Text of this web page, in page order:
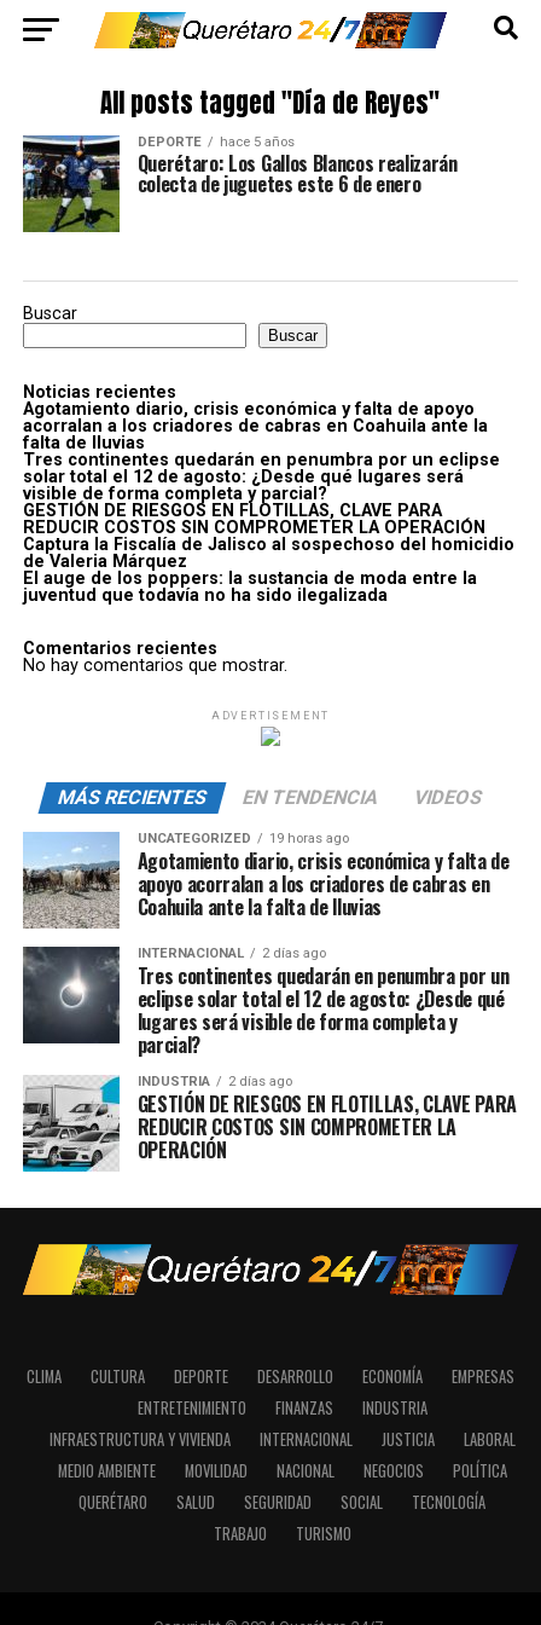
All posts tagged "Día de Reyes"
DEPORTE hace 5 años
Querétaro: Los Gallos Blancos realizarán
colecta de juguetes este 6 de enero
Buscar
Buscar
Noticias recientes
Agotamiento diario, crisis económica y falta de apoyo
acorralan a los criadores de cabras en Coahuila ante la
falta de lluvias
Tres continentes quedarán en penumbra por un eclipse
solar total el 12 de agosto: ¿Desde qué lugares será
visible de forma completa y parcial?
GESTIÓN DE RIESGOS EN FLOTILLAS, CLAVE PARA
REDUCIR COSTOS SIN COMPROMETER LA OPERACIÓN
Captura la Fiscalía de Jalisco al sospechoso del homicidio
de Valeria Márquez
El auge de los poppers: la sustancia de moda entre la
juventud que todavía no ha sido ilegalizada
Comentarios recientes
No hay comentarios que mostrar.
ADVERTISEMENT
MÁS RECIENTES EN TENDENCIA VIDEOS
UNCATEGORIZED 19 horas ago
Agotamiento diario, crisis económica y falta de
apoyo acorralan a los criadores de cabras en
Coahuila ante la falta de lluvias
INTERNACIONAL 2 días ago
Tres continentes quedarán en penumbra por un
eclipse solar total el 12 de agosto: ¿Desde qué
lugares será visible de forma completa y
parcial?
INDUSTRIA 2 días ago
GESTIÓN DE RIESGOS EN FLOTILLAS, CLAVE PARA
REDUCIR COSTOS SIN COMPROMETER LA
OPERACIÓN
CLIMA CULTURA DEPORTE DESARROLLO ECONOMÍA
EMPRESAS
ENTRETENIMIENTO
FINANZAS
INDUSTRIA
INFRAESTRUCTURA Y VIVIENDA
INTERNACIONAL JUSTICIA
LABORAL
MEDIO AMBIENTE
MOVILIDAD NACIONAL NEGOCIOS
POLÍTICA
QUERÉTARO
SALUD SEGURIDAD SOCIAL
TECNOLOGÍA
TRABAJO
TURISMO